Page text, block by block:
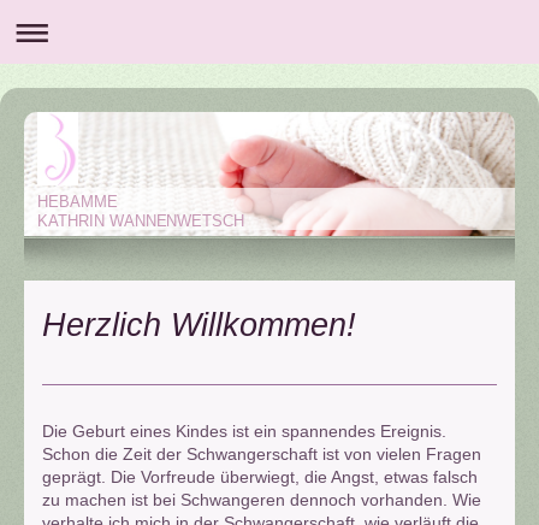
HEBAMME
KATHRIN WANNENWETSCH
Herzlich Willkommen!
Die Geburt eines Kindes ist ein spannendes Ereignis.
Schon die Zeit der Schwangerschaft ist von vielen Fragen
geprägt. Die Vorfreude überwiegt, die Angst, etwas falsch
zu machen ist bei Schwangeren dennoch vorhanden. Wie